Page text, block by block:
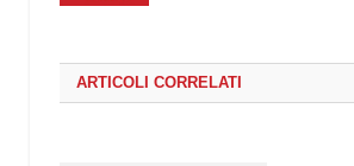
ARTICOLI CORRELATI